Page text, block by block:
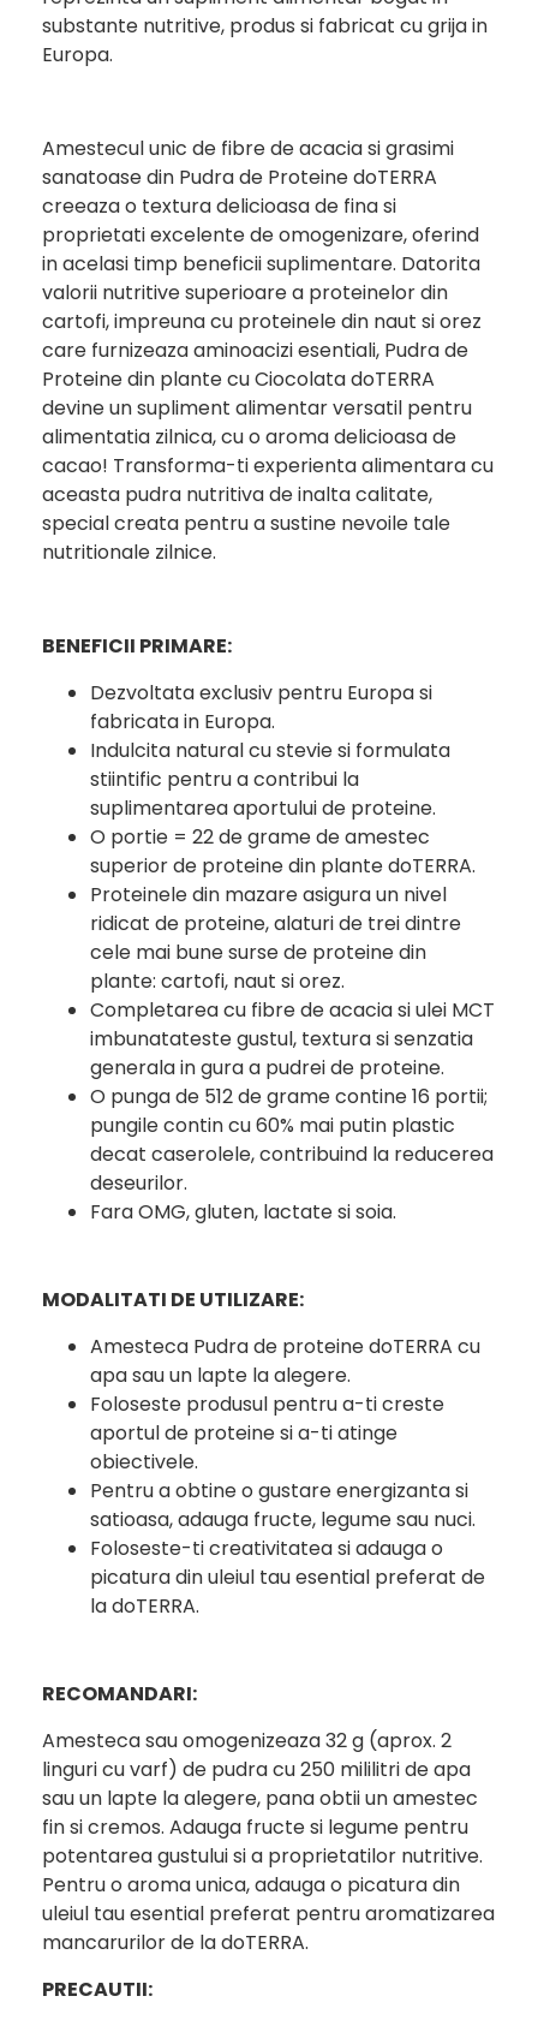
substante nutritive, produs si fabricat cu grija in
Europa.
Amestecul unic de fibre de acacia si grasimi
sanatoase din Pudra de Proteine doTERRA
creeaza o textura delicioasa de fina si
proprietati excelente de omogenizare, oferind
in acelasi timp beneficii suplimentare. Datorita
valorii nutritive superioare a proteinelor din
cartofi, impreuna cu proteinele din naut si orez
care furnizeaza aminoacizi esentiali, Pudra de
Proteine din plante cu Ciocolata doTERRA
devine un supliment alimentar versatil pentru
alimentatia zilnica, cu o aroma delicioasa de
cacao! Transforma-ti experienta alimentara cu
aceasta pudra nutritiva de inalta calitate,
special creata pentru a sustine nevoile tale
nutritionale zilnice.
BENEFICII PRIMARE:
Dezvoltata exclusiv pentru Europa si
fabricata in Europa.
Indulcita natural cu stevie si formulata
stiintific pentru a contribui la
suplimentarea aportului de proteine.
O portie = 22 de grame de amestec
superior de proteine din plante doTERRA.
Proteinele din mazare asigura un nivel
ridicat de proteine, alaturi de trei dintre
cele mai bune surse de proteine din
plante: cartofi, naut si orez.
Completarea cu fibre de acacia si ulei MCT
imbunatateste gustul, textura si senzatia
generala in gura a pudrei de proteine.
O punga de 512 de grame contine 16 portii;
pungile contin cu 60% mai putin plastic
decat caserolele, contribuind la reducerea
deseurilor.
Fara OMG, gluten, lactate si soia.
MODALITATI DE UTILIZARE:
Amesteca Pudra de proteine doTERRA cu
apa sau un lapte la alegere.
Foloseste produsul pentru a-ti creste
aportul de proteine si a-ti atinge
obiectivele.
Pentru a obtine o gustare energizanta si
satioasa, adauga fructe, legume sau nuci.
Foloseste-ti creativitatea si adauga o
picatura din uleiul tau esential preferat de
la doTERRA.
RECOMANDARI:
Amesteca sau omogenizeaza 32 g (aprox. 2
linguri cu varf) de pudra cu 250 mililitri de apa
sau un lapte la alegere, pana obtii un amestec
fin si cremos. Adauga fructe si legume pentru
potentarea gustului si a proprietatilor nutritive.
Pentru o aroma unica, adauga o picatura din
uleiul tau esential preferat pentru aromatizarea
mancarurilor de la doTERRA.
PRECAUTII: